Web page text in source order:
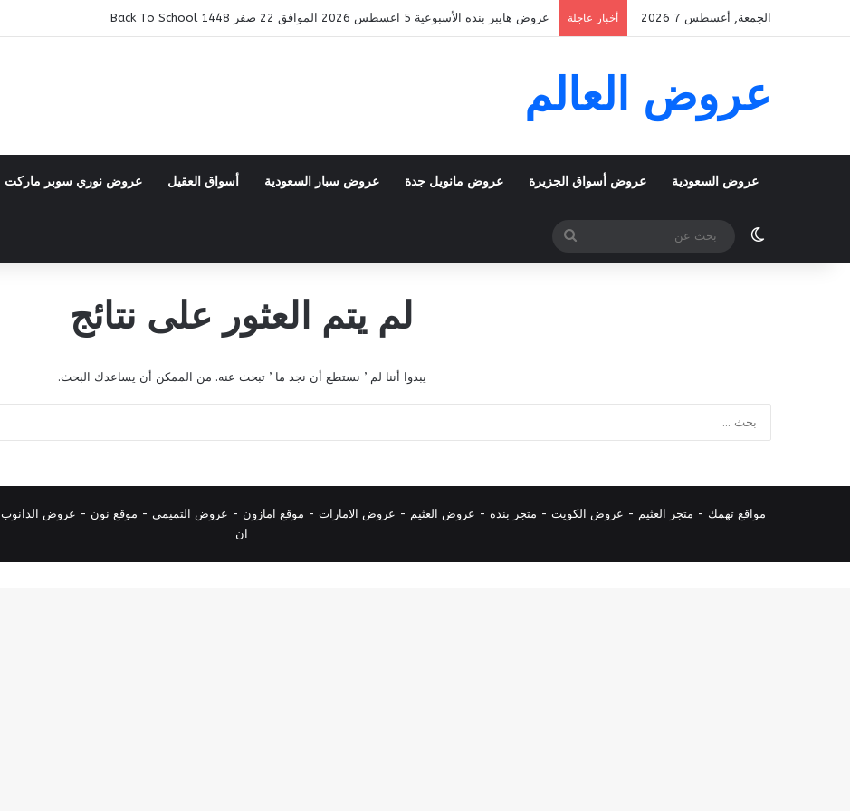
الجمعة, أغسطس 7 2026 أخبار عاجلة عروض هايبر بنده الأسبوعية 5 اغسطس 2026 الموافق 22 صفر 1448 Back To School
عروض العالم
عروض السعودية عروض أسواق الجزيرة عروض مانويل جدة عروض سبار السعودية أسواق العقيل عروض نوري سوبر ماركت
الوضع المظلم
بحث
عن
لم يتم العثور على نتائج
يبدوا أننا لم ’ نستطع أن نجد ما ’ تبحث عنه. من الممكن أن يساعدك البحث.
مواقع تهمك - متجر العثيم - عروض الكويت - متجر بنده - عروض العثيم - عروض الامارات - موقع امازون - عروض التميمي - موقع نون - عروض الدانوب
ان